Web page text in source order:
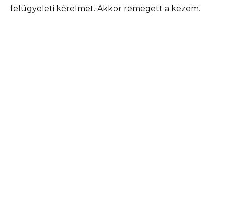
felügyeleti kérelmet. Akkor remegett a kezem.